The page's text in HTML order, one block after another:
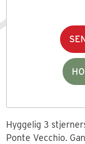
Hyggelig 3
Ponte Vecchio.